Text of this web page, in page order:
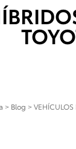
> Blog >VEHÍCULOS